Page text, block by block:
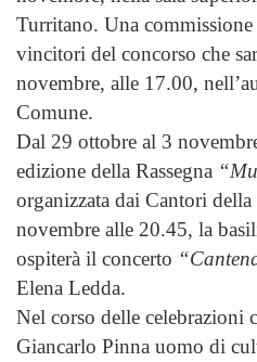
Turritano. Una
vincitori del concorso che
novembre, alle 17.00,
Comune.
Dal 29 ottobre al 3
edizione della Rassegna
organizzata dai Cantori
novembre alle 20.45, la
ospiterà il concerto
Elena Ledda.
Nel corso delle celebrazioni
Giancarlo Pinna uomo di